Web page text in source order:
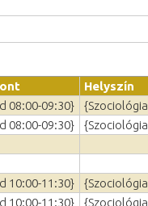
Helyszín
08:00-09:30}
08:00-09:30}
10:00-11:30}
10:00-11:30}